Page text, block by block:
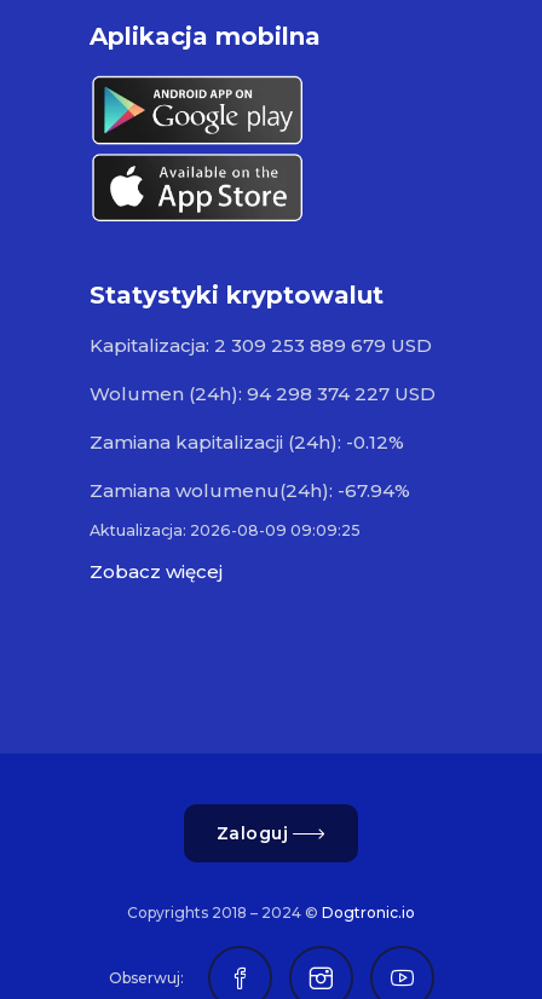
Aplikacja mobilna
Statystyki kryptowalut
Kapitalizacja: 2 309 253 889 679 USD
Wolumen (24h): 94 298 374 227 USD
Zamiana kapitalizacji (24h): -0.12%
Zamiana wolumenu(24h): -67.94%
Aktualizacja: 2026-08-09 09:09:25
Zobacz więcej
Zaloguj
Copyrights 2018 – 2024 © Dogtronic.io
Obserwuj: